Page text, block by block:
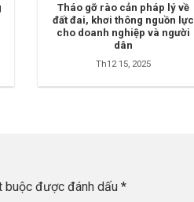
Tháo gỡ rào cản pháp lý về
đất đai, khơi thông nguồn lực
cho doanh nghiệp và người
dân
Th12 15, 2025
buộc được đánh dấu *